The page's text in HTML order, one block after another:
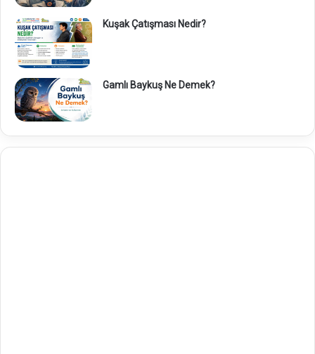
Kuşak Çatışması Nedir?
Gamlı Baykuş Ne Demek?